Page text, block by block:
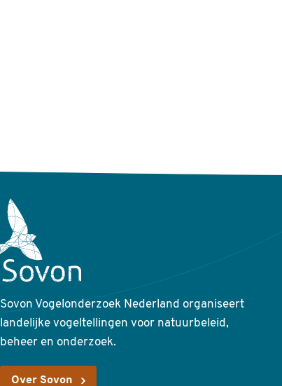
Sovon Vogelonderzoek Nederland organiseert
landelijke vogeltellingen voor natuurbeleid,
beheer en onderzoek.
Over Sovon